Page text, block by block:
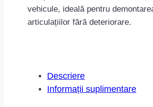
vehicule, ideală pentru
articulațiilor fără deteriorare.
Descriere
Informații suplimentare